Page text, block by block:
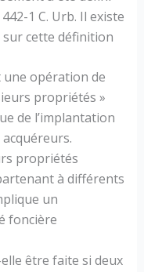
1 C. Urb. Il existe
cette définition
une opération de
propriétés »
de l’implantation
propriétés
à différents
un
foncière
être faite si deux